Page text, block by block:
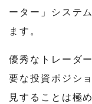
ーター」システ
ます。
優秀なトレーダ
要な投資ポジシ
見することは極